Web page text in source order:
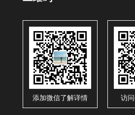
添加微信了解详情 访